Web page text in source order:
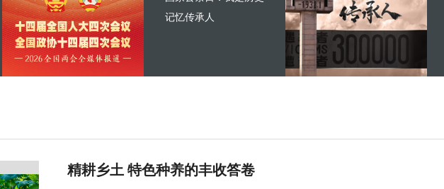
记忆传承人
精耕乡土 特色种养的丰收答卷